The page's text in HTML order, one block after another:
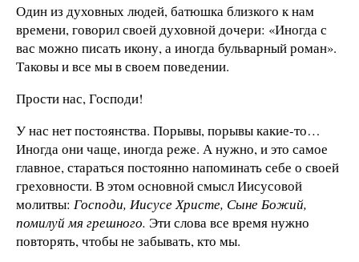
Один из духовных людей, батюшка близкого к нам
времени, говорил своей духовной дочери: «Иногда с
вас можно писать икону, а иногда бульварный роман».
Таковы и все мы в своем поведении.
Прости нас, Господи!
У нас нет постоянства. Порывы, порывы какие-то…
Иногда они чаще, иногда реже. А нужно, и это самое
главное, стараться постоянно напоминать себе о своей
греховности. В этом основной смысл Иисусовой
молитвы: Господи, Иисусе Христе, Сыне Божий,
помилуй мя грешного. Эти слова все время нужно
повторять, чтобы не забывать, кто мы.